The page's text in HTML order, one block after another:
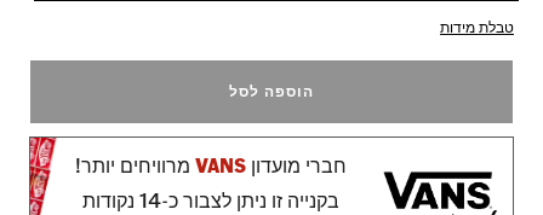
טבלת מידות
הוספה לסל
חברי מועדון VANSמרוויחים יותר!
בקנייה זו ניתן לצבור כ-14 נקודות